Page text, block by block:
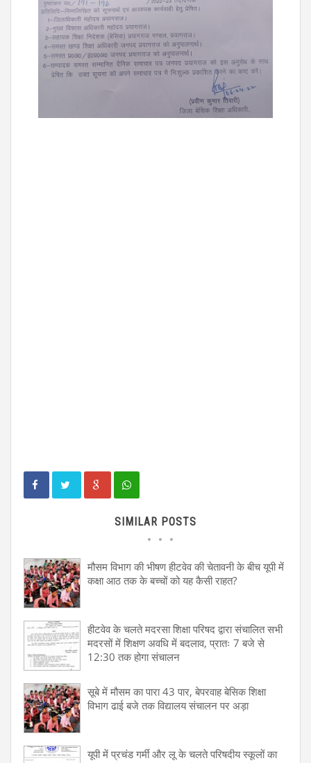
SIMILAR POSTS
मौसम विभाग की भीषण हीटवेव की चेतावनी के बीच यूपी में
कक्षा आठ तक के बच्चों को यह कैसी राहत?
हीटवेव के चलते मदरसा शिक्षा परिषद द्वारा संचालित सभी
मदरसों में शिक्षण अवधि में बदलाव, प्रातः 7 बजे से
12:30 तक होगा संचालन
सूबे में मौसम का पारा 43 पार, बेपरवाह बेसिक शिक्षा
विभाग ढाई बजे तक विद्यालय संचालन पर अड़ा
यूपी में प्रचंड गर्मी और लू के चलते परिषदीय स्कूलों का